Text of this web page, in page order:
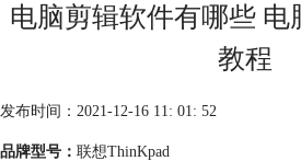
电脑剪辑软件有哪些 电
教程
发布时间：2021-12-16 11: 01: 52
品牌型号： 联想ThinKpad